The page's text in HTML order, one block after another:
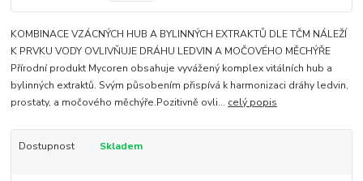
KOMBINACE VZÁCNÝCH HUB A BYLINNÝCH EXTRAKTŮ DLE TČM NÁLEŽÍ
K PRVKU VODY OVLIVŇUJE DRÁHU LEDVIN A MOČOVÉHO MĚCHÝŘE
Přírodní produkt Mycoren obsahuje vyvážený komplex vitálních hub a
bylinných extraktů. Svým působením přispívá k harmonizaci dráhy ledvin,
prostaty, a močového měchýře.Pozitivně ovli... celý popis
Dostupnost Skladem